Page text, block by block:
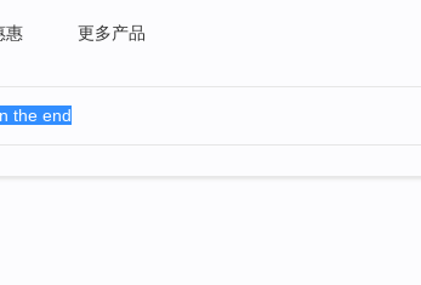
惠 更多产品